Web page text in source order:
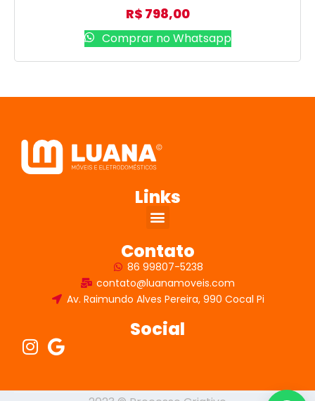
R$ 798,00
Comprar no Whatsapp
Links
Contato
86 99807-5238
contato@luanamoveis.com
Av. Raimundo Alves Pereira, 990 Cocal Pi
Social